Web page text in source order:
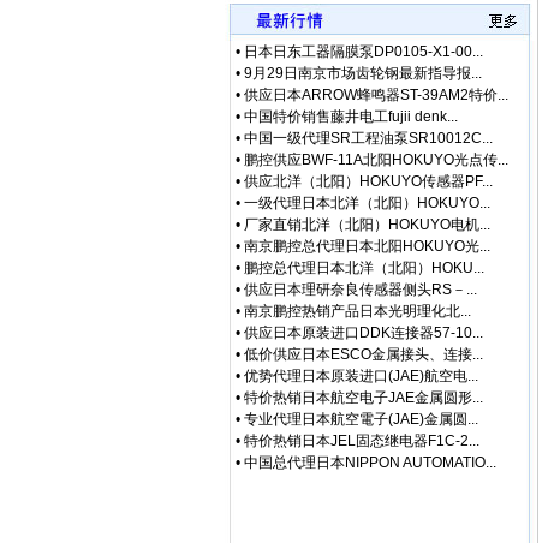
•武藏MUSASHI活塞MLP-B-50E特价销...
•泽藤SAWA接收器AC24-H2R4特价销售...
• 英格索兰气动钻7803RA特价销售 专...
• 藤井DAIKEI HOOK电工安全带TRN-5...
• 藤井电工fujiidenko安全带BB-60-...
• 低价格东京精密 测定子 DM45505(...
• 低价格东京精密 传感器 E-DT-95-...
• 日本日东工器隔膜泵DP0105-X1-00...
• 9月29日南京市场齿轮钢最新指导报...
• 供应日本ARROW蜂鸣器ST-39AM2特价...
• 中国特价销售藤井电工fujii denk...
• 中国一级代理SR工程油泵SR10012C...
• 鹏控供应BWF-11A北阳HOKUYO光点传...
• 供应北洋（北阳）HOKUYO传感器PF...
• 一级代理日本北洋（北阳）HOKUYO...
• 厂家直销北洋（北阳）HOKUYO电机...
• 南京鹏控总代理日本北阳HOKUYO光...
• 鹏控总代理日本北洋（北阳）HOKU...
• 供应日本理研奈良传感器侧头RS－...
• 南京鹏控热销产品日本光明理化北...
• 供应日本原装进口DDK连接器57-10...
• 低价供应日本ESCO金属接头、连接...
• 优势代理日本原装进口(JAE)航空电...
• 特价热销日本航空电子JAE金属圆形...
• 专业代理日本航空電子(JAE)金属圆...
• 特价热销日本JEL固态继电器F1C-2...
• 中国总代理日本NIPPON AUTOMATIO...